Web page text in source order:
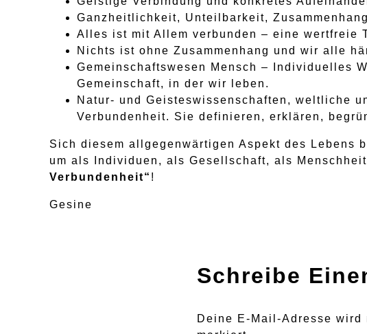
Ganzheitlichkeit, Unteilbarkeit,
Alles ist mit Allem verbunden – eine wertfreie
Nichts ist ohne Zusammenhang und wir alle
Gemeinschaftswesen Mensch – Individuelles
Gemeinschaft, in der wir leben.
Natur- und Geisteswissenschaften, weltliche
Verbundenheit. Sie definieren, erklären,
Sich diesem allgegenwärtigen Aspekt des Lebens
um als Individuen, als Gesellschaft, als
Verbundenheit“ !
Gesine
Schreibe
Deine E-Mail-Adresse